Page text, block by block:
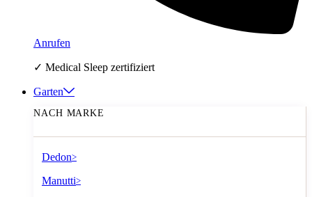
Anrufen
✓ Medical Sleep zertifiziert
Garten
NACH MARKE
Dedon>
Manutti>